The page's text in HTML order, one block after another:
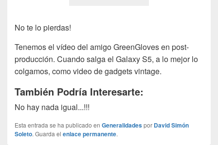
No te lo pierdas!
Tenemos el vídeo del amigo GreenGloves en post-
producción. Cuando salga el Galaxy S5, a lo mejor lo
colgamos, como video de gadgets vintage.
También Podría Interesarte:
No hay nada igual...!!!
Esta entrada se ha publicado en Generalidadespor David Simón
Soleto. Guarda el enlace permanente.